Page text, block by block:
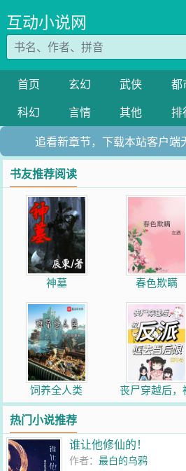
互动小说网
首页 玄幻 武侠 都
科幻
言情 其他 排
追看新章节，下载本站客户端
书友推荐阅读
神墓 春色欺瞒
饲养全人类 丧尸穿越后，
反派诓去当后
热门小说推荐
谁让他修仙的！
作者：最白的乌鸦